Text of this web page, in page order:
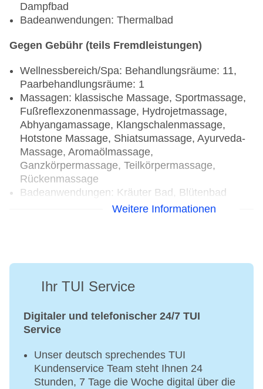
Dampfbad
Badeanwendungen: Thermalbad
Gegen Gebühr (teils Fremdleistungen)
Wellnessbereich/Spa: Behandlungsräume: 11,
Paarbehandlungsräume: 1
Massagen: klassische Massage, Sportmassage,
Fußreflexzonenmassage, Hydrojetmassage,
Abhyangamassage, Klangschalenmassage,
Hotstone Massage, Shiatsumassage, Ayurveda-
Massage, Aromaölmassage,
Ganzkörpermassage, Teilkörpermassage,
Rückenmassage
Badeanwendungen: Kräuter Bad, Blütenbad
Medizinische Anwendungen: Lymphdrainage,
Anti-Aging, Cellulite-Behandlung, Peeling,
Solarium, Sonnenbänke: 2
Weitere Informationen
Ihr TUI Service
Digitaler und telefonischer 24/7 TUI
Service
Unser deutsch sprechendes TUI
Kundenservice Team steht Ihnen 24
Stunden, 7 Tage die Woche digital über die